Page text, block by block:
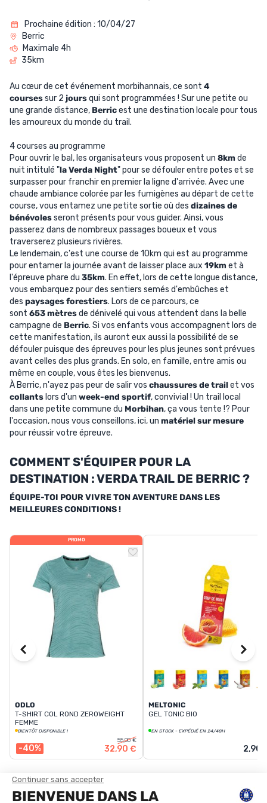
CARTE CADEAU
MON PANIER
LE BLOG DES TONTONS
CONTACT
Prochaine édition : 10/04/27
Berric
Maximale 4h
35km
Au cœur de cet événement morbihannais, ce sont 4
coursessur 2 joursqui sont programmées ! Sur une petite ou
une grande distance, Berricest une destination locale pour tous
les amoureux du monde du trail.
4 courses au programme
Pour ouvrir le bal, les organisateurs vous proposent un 8km de
nuit intitulé "la Verda Night" pour se défouler entre potes et se
surpasser pour franchir en premier la ligne d'arrivée. Avec une
chaude ambiance colorée par les fumigènes au départ de cette
course, vous entamez une petite sortie où des dizaines de
bénévolesseront présents pour vous guider. Ainsi, vous
passerez dans de nombreux passages boueux et vous
traverserez plusieurs rivières.
Le lendemain, c'est une course de 10km qui est au programme
pour entamer la journée avant de laisser place aux 19km et à
l'épreuve phare du 35km. En effet, lors de cette longue distance,
vous embarquez pour des sentiers semés d'embûches et
des paysages forestiers. Lors de ce parcours, ce
sont 653 mètresde dénivelé qui vous attendent dans la belle
campagne de Berric. Si vos enfants vous accompagnent lors de
cette manifestation, ils auront eux aussi la possibilité de se
défouler puisque des épreuves pour les plus jeunes sont prévues
avant celles des plus grands. En solo, en famille, entre amis ou
même en couple, vous êtes les bienvenus.
À Berric, n'ayez pas peur de salir vos chaussures de trailet vos
collants lors d'un week-end sportif, convivial ! Un trail local
dans une petite commune du Morbihan, ça vous tente !? Pour
l'occasion, nous vous conseillons, ici, un matériel sur mesure
pour réussir votre épreuve.
COMMENT S'ÉQUIPER POUR LA
DESTINATION : VERDA TRAIL DE BERRIC ?
ÉQUIPE-TOI POUR VIVRE TON AVENTURE DANS LES
MEILLEURES CONDITIONS !
PROMO
ODLO
T-SHIRT COL ROND ZEROWEIGHT
FEMME
BIENTÔT DISPONIBLE !
-40%
55,00 €
32,90 €
MELTONIC
GEL TONIC BIO
EN STOCK - EXPÉDIÉ EN 24/48H
2,90